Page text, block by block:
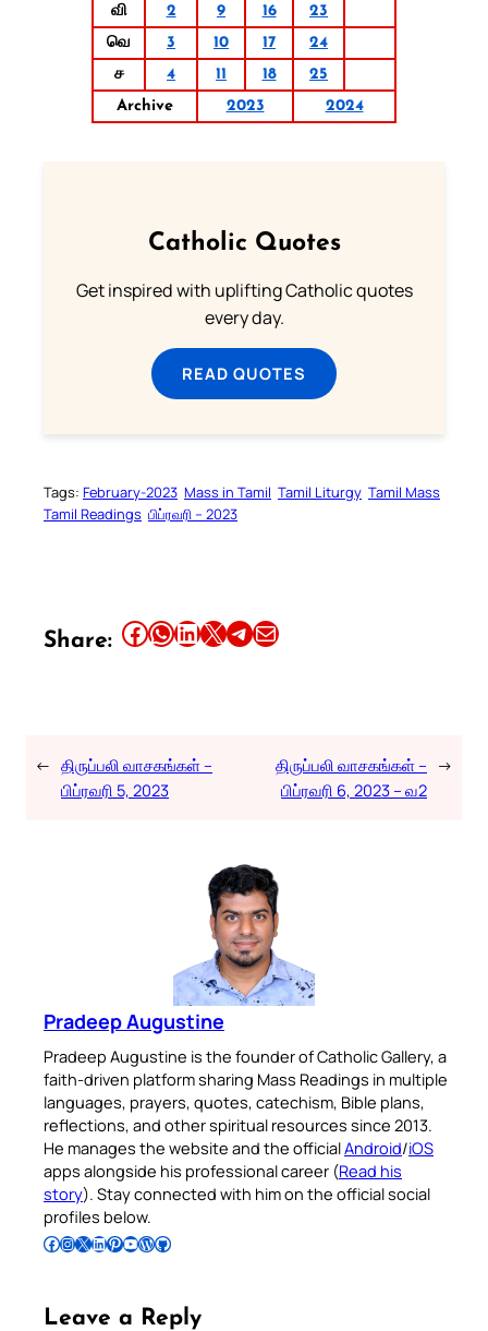
வி
2 9 16
23
வெ
3 10 17
24
ச
4 11 18
25
Archive
2023 2024
Catholic Quotes
Get inspired with uplifting Catholic quotes
every day.
READ QUOTES
Tags: February-2023 Mass in Tamil Tamil Liturgy Tamil Mass
Tamil Readings பிப்ரவரி – 2023
Share: Share this article on Facebook Share this article on WhatsApp Share this article on LinkedIn Share this article on X Share this article on TelegramEmail this Article
← திருப்பலி வாசகங்கள் –
பிப்ரவரி 5, 2023
திருப்பலி வாசகங்கள் –
பிப்ரவரி 6, 2023 – வ2
→
Pradeep Augustine
Pradeep Augustine is the founder of Catholic Gallery, a
faith-driven platform sharing Mass Readings in multiple
languages, prayers, quotes, catechism, Bible plans,
reflections, and other spiritual resources since 2013.
He manages the website and the officialAndroid/iOS
apps alongside his professional career (Read his
story). Stay connected with him on the official social
profiles below.
Follow Pradeep on Facebook Follow Pradeep on InstagramFollow Pradeep on X Follow Pradeep on LinkedIn Follow Pradeep on Pinterest Subscribe to Pradeep’s Youtube Channel Follow Pradeep on WordPress Follow Pradeep on GitHub
Leave a Reply